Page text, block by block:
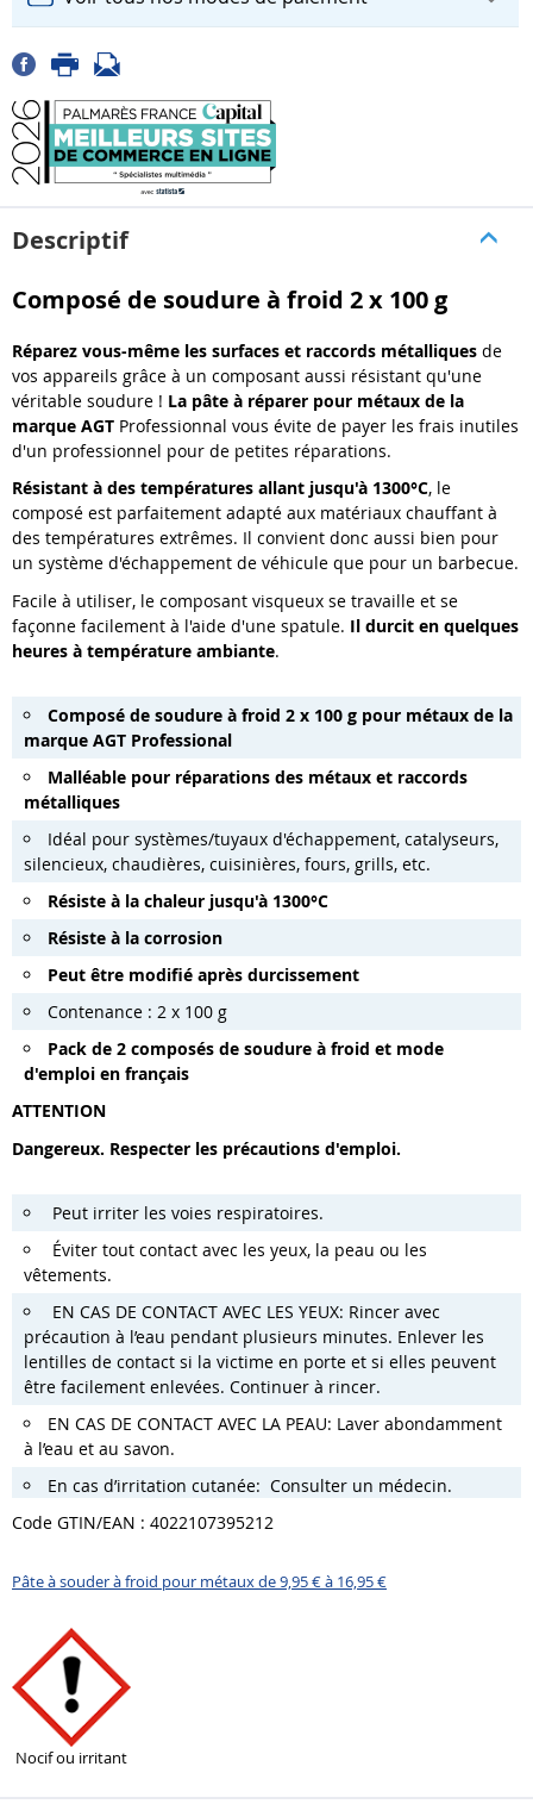
Descriptif
Composé de soudure à froid 2 x 100 g
Réparez vous-même les surfaces et raccords métalliques de
vos appareils grâce à un composant aussi résistant qu'une
véritable soudure ! La pâte à réparer pour métaux de la
marque AGT Professionnal vous évite de payer les frais inutiles
d'un professionnel pour de petites réparations.
Résistant à des températures allant jusqu'à 1300°C, le
composé est parfaitement adapté aux matériaux chauffant à
des températures extrêmes. Il convient donc aussi bien pour
un système d'échappement de véhicule que pour un barbecue.
Facile à utiliser, le composant visqueux se travaille et se
façonne facilement à l'aide d'une spatule. Il durcit en quelques
heures à température ambiante.
Composé de soudure à froid 2 x 100 g pour métaux de la
marque AGT Professional
Malléable pour réparations des métaux et raccords
métalliques
Idéal pour systèmes/tuyaux d'échappement, catalyseurs,
silencieux, chaudières, cuisinières, fours, grills, etc.
Résiste à la chaleur jusqu'à 1300°C
Résiste à la corrosion
Peut être modifié après durcissement
Contenance : 2 x 100 g
Pack de 2 composés de soudure à froid et mode
d'emploi en français
ATTENTION
Dangereux. Respecter les précautions d'emploi.
Peut irriter les voies respiratoires.
Éviter tout contact avec les yeux, la peau ou les
vêtements.
EN CAS DE CONTACT AVEC LES YEUX: Rincer avec
précaution à l’eau pendant plusieurs minutes. Enlever les
lentilles de contact si la victime en porte et si elles peuvent
être facilement enlevées. Continuer à rincer.
EN CAS DE CONTACT AVEC LA PEAU: Laver abondamment
à l’eau et au savon.
En cas d’irritation cutanée: Consulter un médecin.
Code GTIN/EAN : 4022107395212
Pâte à souder à froid pour métaux de 9,95 € à 16,95 €
Nocif ou irritant